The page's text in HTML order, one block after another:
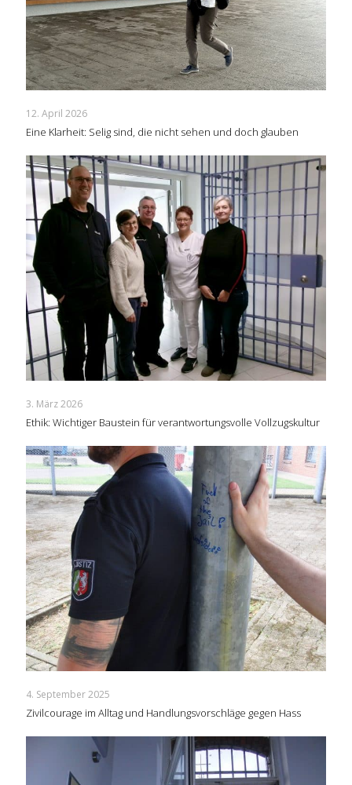
12. April 2026
Eine Klarheit: Selig sind, die nicht sehen und doch glauben
3. März 2026
Ethik: Wichtiger Baustein für verantwortungsvolle Vollzugskultur
4. September 2025
Zivilcourage im Alltag und Handlungsvorschläge gegen Hass